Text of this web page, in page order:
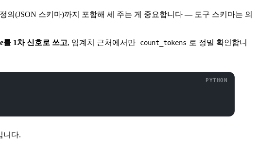
의(JSON 스키마)까지 포함해 세 주는 게 중요합니다 — 도구 스키마는 의
를 1차 신호로 쓰고, 임계치 근처에서만 count_tokens 로 정밀 확인합니
니다.